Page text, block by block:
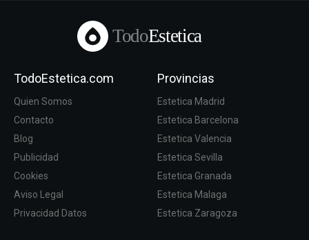
TodoEstetica
TodoEstetica.com
Quien Somos
Contacto
Blog
Publicidad
Cookies
Aviso Legal
Privacidad Datos
Provincias
Estetica Madrid
Estetica Barcelona
Estetica Valencia
Estetica Sevilla
Estetica Granada
Estetica Malaga
Estetica Zaragoza